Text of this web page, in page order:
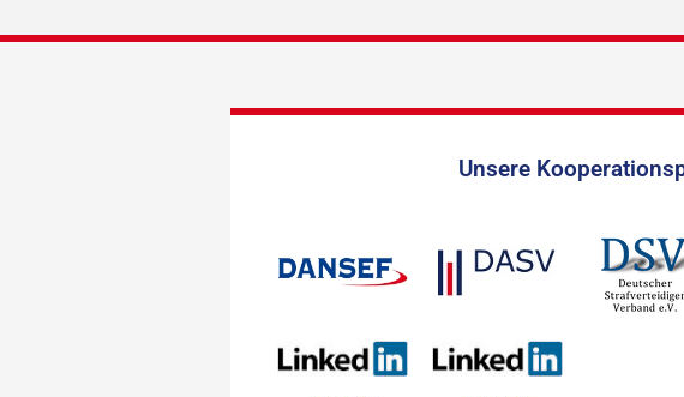
Unsere